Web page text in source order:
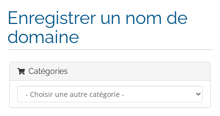
Enregistrer un nom de
domaine
Catégories